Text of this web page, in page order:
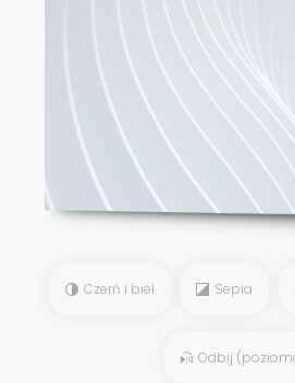
Czerń i biel Sepia
Odbij